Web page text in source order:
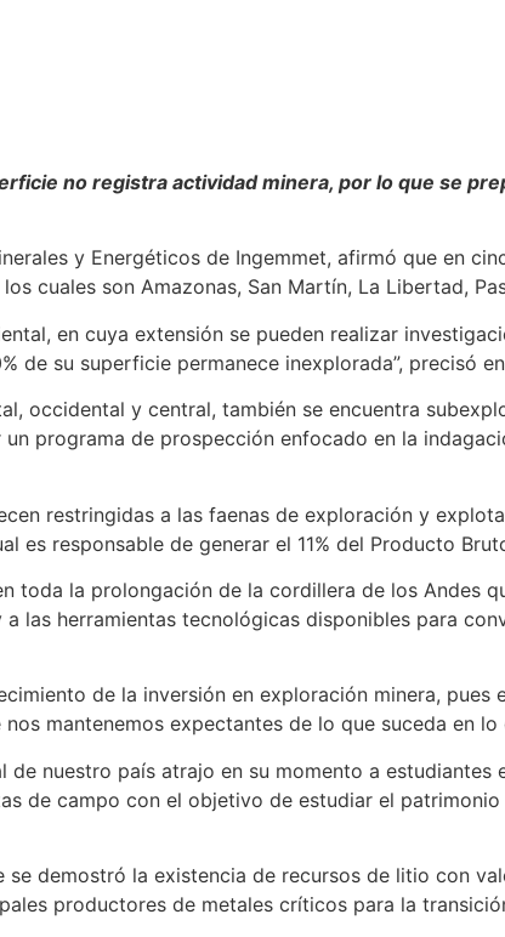
no registra actividad minera, por lo que se
y Energéticos de Ingemmet, afirmó que en
cuales son Amazonas, San Martín, La Libertad,
en cuya extensión se pueden realizar
su superficie permanece inexplorada”, precisó
occidental y central, también se encuentra
programa de prospección enfocado en la
restringidas a las faenas de exploración y
responsable de generar el 11% del Producto
toda la prolongación de la cordillera de los Andes
las herramientas tecnológicas disponibles para
de la inversión en exploración minera, pues
mantenemos expectantes de lo que suceda en
nuestro país atrajo en su momento a
de campo con el objetivo de estudiar el
demostró la existencia de recursos de litio con
productores de metales críticos para la